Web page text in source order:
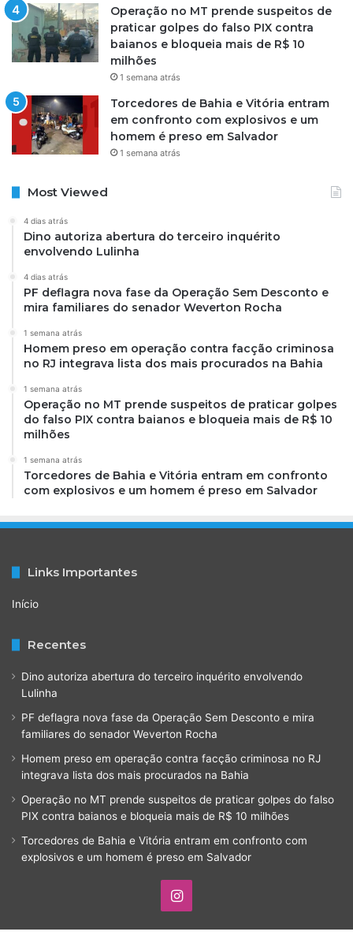
Operação no MT prende suspeitos de
praticar golpes do falso PIX contra
baianos e bloqueia mais de R$ 10
milhões
1 semana atrás
Torcedores de Bahia e Vitória entram
em confronto com explosivos e um
homem é preso em Salvador
1 semana atrás
Most Viewed
4 dias atrás
Dino autoriza abertura do terceiro inquérito
envolvendo Lulinha
4 dias atrás
PF deflagra nova fase da Operação Sem Desconto e
mira familiares do senador Weverton Rocha
1 semana atrás
Homem preso em operação contra facção criminosa
no RJ integrava lista dos mais procurados na Bahia
1 semana atrás
Operação no MT prende suspeitos de praticar golpes
do falso PIX contra baianos e bloqueia mais de R$ 10
milhões
1 semana atrás
Torcedores de Bahia e Vitória entram em confronto
com explosivos e um homem é preso em Salvador
Links Importantes
Início
Recentes
Dino autoriza abertura do terceiro inquérito envolvendo
Lulinha
PF deflagra nova fase da Operação Sem Desconto e mira
familiares do senador Weverton Rocha
Homem preso em operação contra facção criminosa no RJ
integrava lista dos mais procurados na Bahia
Operação no MT prende suspeitos de praticar golpes do falso
PIX contra baianos e bloqueia mais de R$ 10 milhões
Torcedores de Bahia e Vitória entram em confronto com
explosivos e um homem é preso em Salvador
Instagram